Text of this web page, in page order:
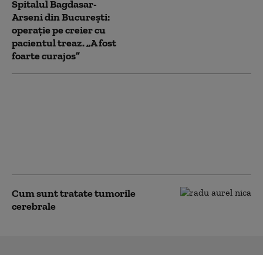
Spitalul Bagdasar-
Arseni din București:
operație pe creier cu
pacientul treaz. „A fost
foarte curajos”
Cum sunt tratate tumorile
cerebrale